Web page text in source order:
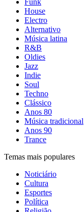
Funk
House
Electro
Alternativo
Música latina
R&B
Oldies
Jazz
Indie
Soul
Techno
Clássico
Anos 80
Música tradicional
Anos 90
Trance
Temas mais populares
Noticiário
Cultura
Esportes
Política